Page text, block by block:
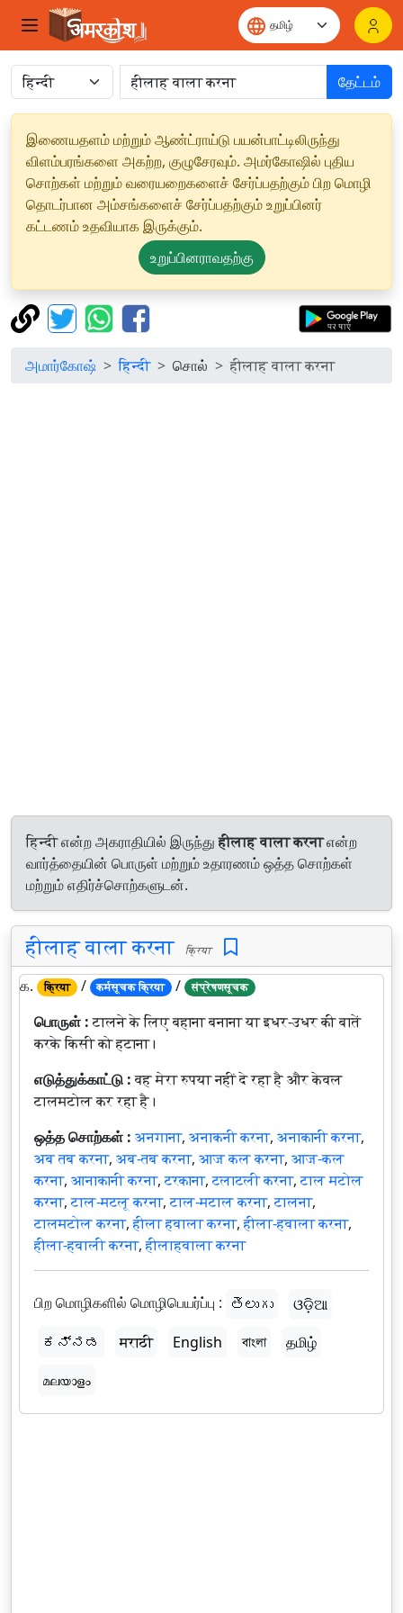
தேட்டம்
இணையதளம் மற்றும் ஆண்ட்ராய்டு பயன்பாட்டிலிருந்து
விளம்பரங்களை அகற்ற, குழுசேரவும். அமர்கோஷில் புதிய
சொற்கள் மற்றும் வரையறைகளைச் சேர்ப்பதற்கும் பிற மொழி
தொடர்பான அம்சங்களைச் சேர்ப்பதற்கும் உறுப்பினர்
கட்டணம் உதவியாக இருக்கும்.
உறுப்பினராவதற்கு
அமார்கோஷ் हिन्दी சொல் हीलाह वाला करना
हिन्दी என்ற அகராதியில் இருந்துहीलाह वाला करनाஎன்ற
வார்த்தையின் பொருள் மற்றும் உதாரணம் ஒத்த சொற்கள்
மற்றும் எதிர்ச்சொற்களுடன்.
हीलाह वाला करना क्रिया
௧. क्रिया / कर्मसूचक क्रिया / संप्रेषणसूचक
பொருள் :टालने के लिए बहाना बनाना या इधर-उधर की बातें
करके किसी को हटाना।
எடுத்துக்காட்டு :वह मेरा रुपया नहीं दे रहा है और केवल
टालमटोल कर रहा है।
ஒத்த சொற்கள் : अनगाना, अनाकनी करना, अनाकानी करना,
अब तब करना, अब-तब करना, आज कल करना, आज-कल
करना, आनाकानी करना,टरकाना,टलाटली करना,टाल मटोल
करना,टाल-मटलू करना,टाल-मटाल करना,टालना,
टालमटोल करना,हीला हवाला करना,हीला-हवाला करना,
हीला-हवाली करना,हीलाहवाला करना
பிற மொழிகளில் மொழிபெயர்ப்பு : తెలుగు
ଓଡ଼ିଆ
ಕನ್ನಡ
मराठी English বাংলা
தமிழ்
മലയാളം